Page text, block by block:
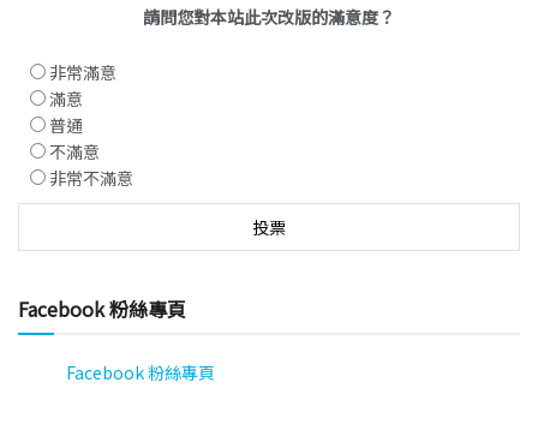
請問您對本站此次改版的滿意度？
非常滿意
滿意
普通
不滿意
非常不滿意
Facebook 粉絲專頁
Facebook 粉絲專頁